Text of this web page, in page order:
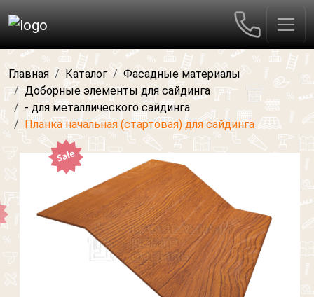
Главная Каталог
Фасадные материалы
Доборные элементы для сайдинга
- для металлического сайдинга
Планка начальная (стартовая) для сайдинга